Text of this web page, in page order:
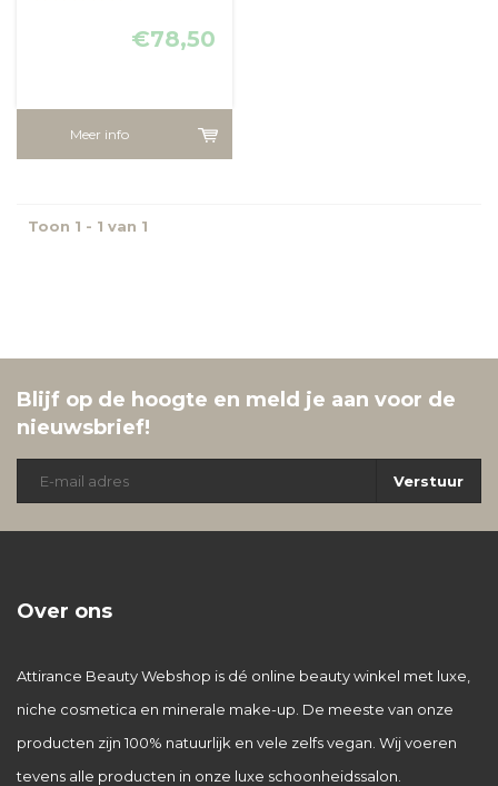
€78,50
Meer info
Toon 1 - 1 van 1
Blijf op de hoogte en meld je aan voor de
nieuwsbrief!
Verstuur
Over ons
Attirance Beauty Webshop is dé online beauty winkel met luxe,
niche cosmetica en minerale make-up. De meeste van onze
producten zijn 100% natuurlijk en vele zelfs vegan. Wij voeren
tevens alle producten in onze luxe schoonheidssalon.